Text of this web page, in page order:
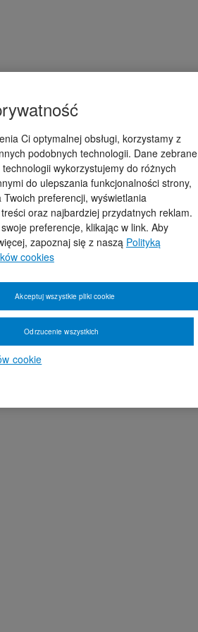
Ci optymalnej obsługi, korzystamy z
podobnych technologii. Dane zebrane
wykorzystujemy do różnych
do ulepszania funkcjonalności strony,
preferencji, wyświetlania
oraz najbardziej przydatnych reklam.
preferencje, klikając w link. Aby
zapoznaj się z naszą Polityką
cookies
cookie
Odrzucenie wszystkich
Akceptuj wszystkie pliki cookie